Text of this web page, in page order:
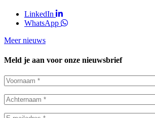
LinkedIn
WhatsApp
Meer nieuws
Meld je aan voor onze nieuwsbrief